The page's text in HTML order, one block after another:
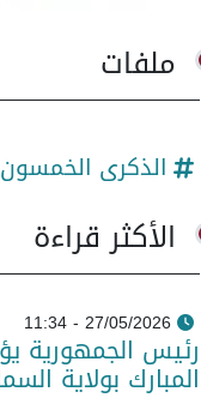
ملفات
الذكرى
الأكثر قراءة
27/05/2026 - 11:34
رئيس الجمهورية
المبارك بولاية